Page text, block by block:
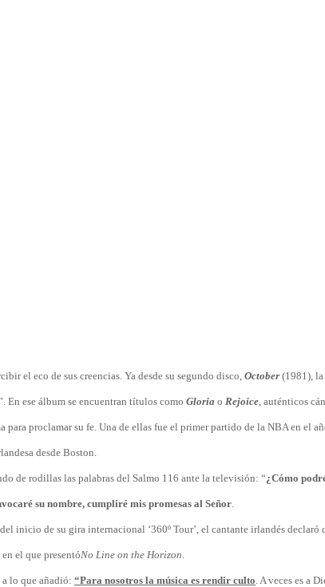
el eco de sus creencias. Ya desde su segundo disco, October (1981),
En ese álbum se encuentran títulos como Gloria o Rejoice, auténticos
para proclamar su fe. Una de ellas fue el primer partido de la NBA en el
desde Boston.
de rodillas las palabras del Salmo 116 ante la televisión: “¿Cómo
su nombre, cumpliré mis promesas al Señor.
inicio de su gira internacional ‘360º Tour’, el cantante irlandés declaró
el que presentóNo Line on the Horizon.
lo que añadió: “Para nosotros la música es rendir culto. A veces es a